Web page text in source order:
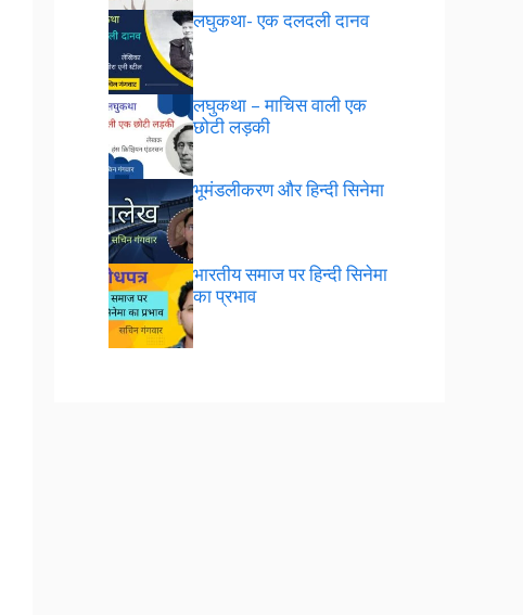
लघुकथा- एक दलदली दानव
लघुकथा – माचिस वाली एक
छोटी लड़की
भूमंडलीकरण और हिन्दी सिनेमा
भारतीय समाज पर हिन्दी सिनेमा
का प्रभाव